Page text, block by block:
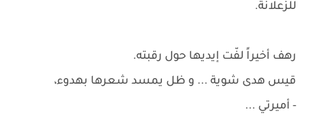
للزعلانة.
رهف أخيراً لفّت إيديها حول رقبته.
قيس هدى شوية ... و ظل يمسد شعرها بهدوء،
- أميرتي ...